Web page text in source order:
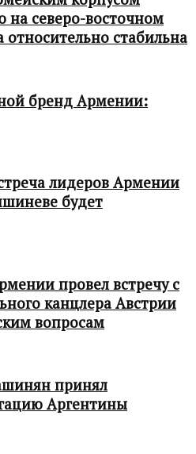
на северо-восточном
относительно стабильна
бренд Армении:
лидеров Армении
будет
провел встречу с
канцлера Австрии
вопросам
принял
Аргентины